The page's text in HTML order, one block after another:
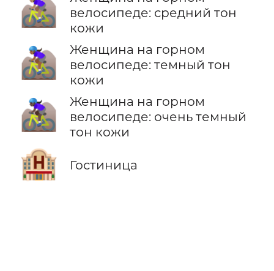
🚵🏽‍♀️
велосипеде: средний тон
кожи
🚵🏾‍♀️
Женщина на горном
велосипеде: темный тон
кожи
🚵🏿‍♀️
Женщина на горном
велосипеде: очень темный
тон кожи
🏨 Гостиница